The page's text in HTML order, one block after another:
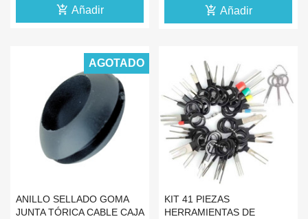
add_shopping_cart Añadir add_shopping_cart Añadir
ANILLO SELLADO GOMA
JUNTA TÓRICA CABLE CAJA
AGOTADO
KIT 41 PIEZAS
HERRAMIENTAS DE